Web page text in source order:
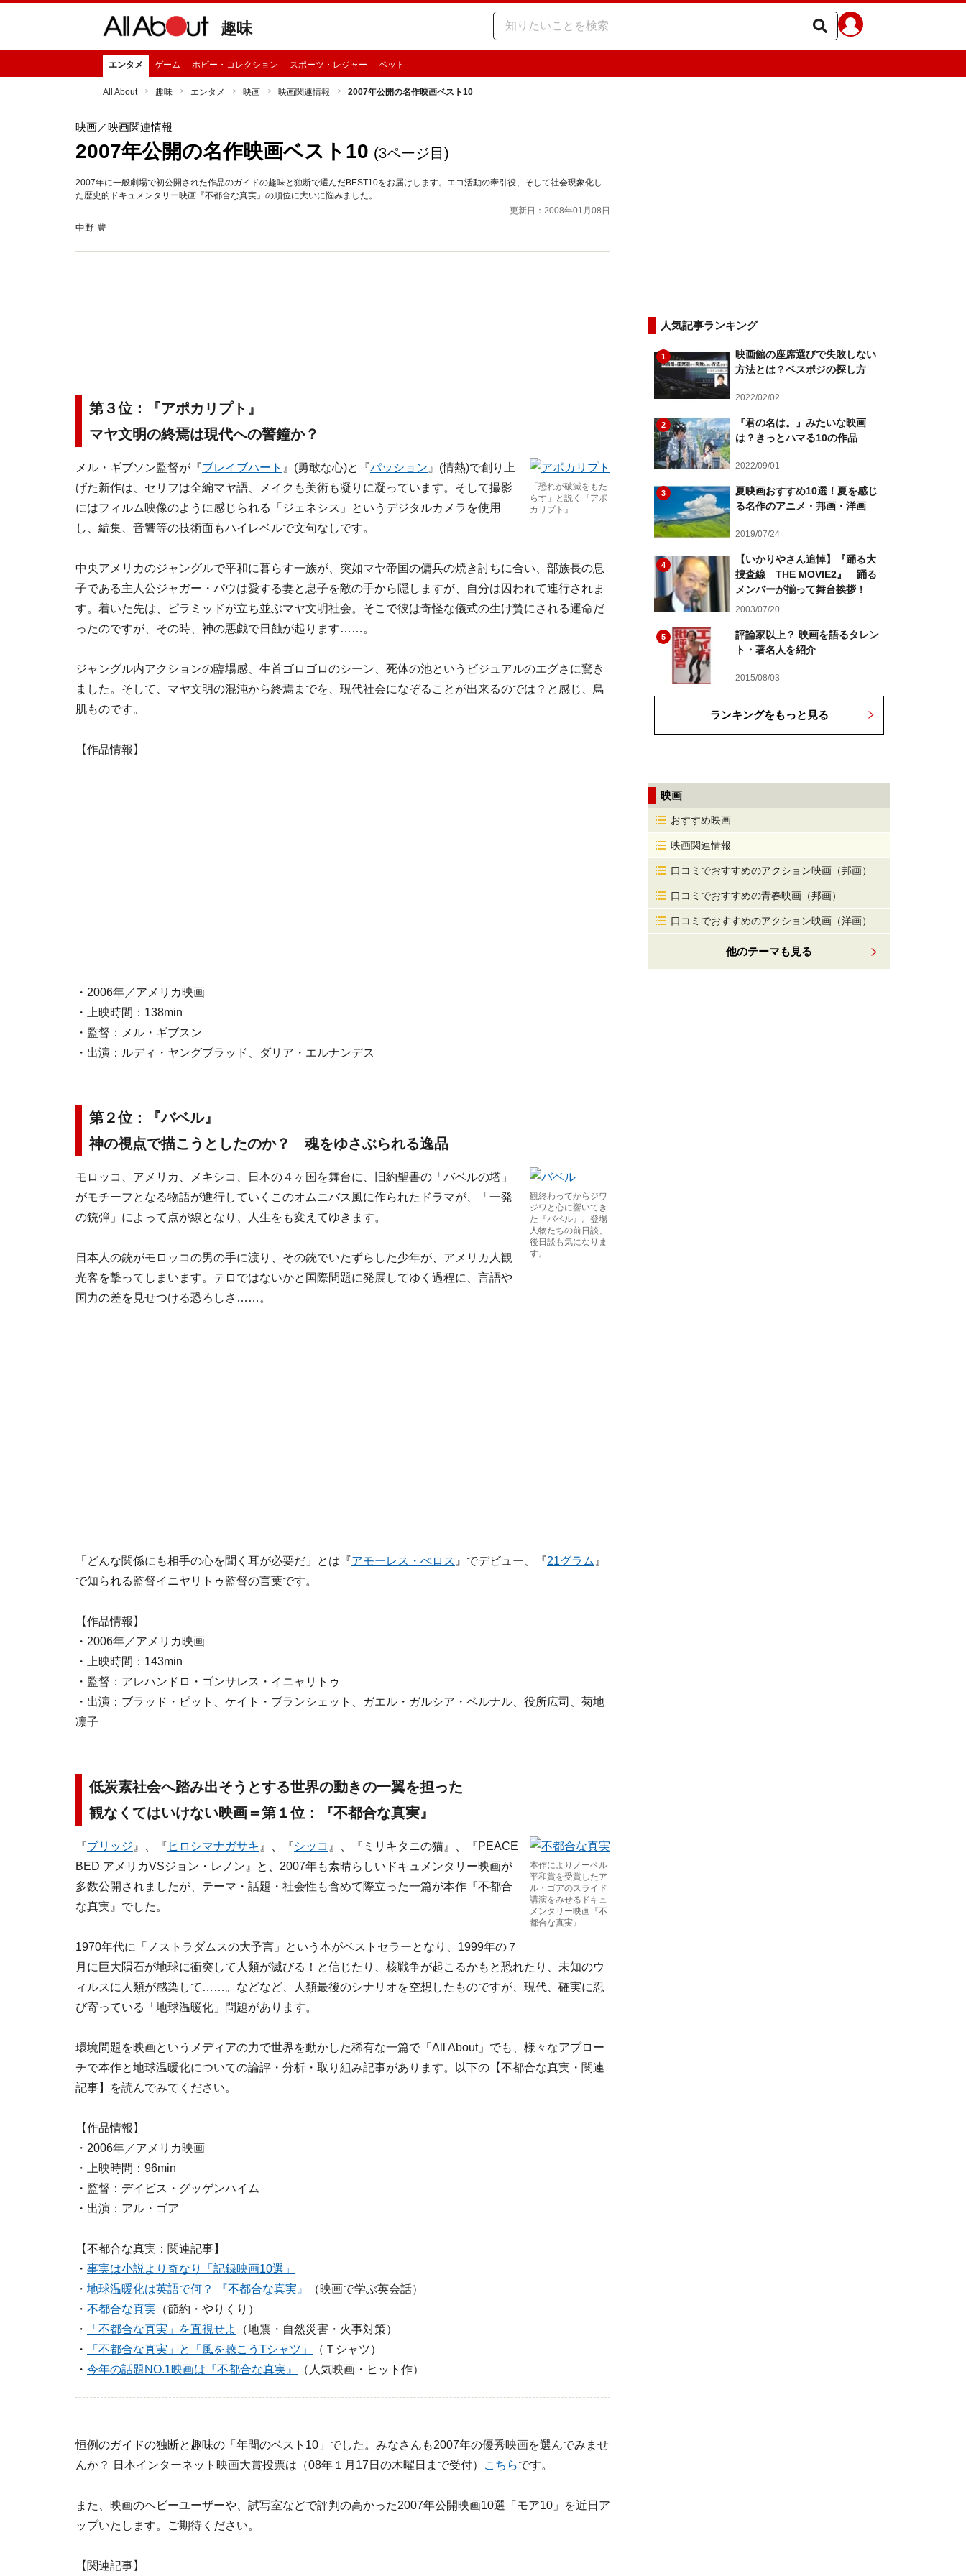
趣味
エンタメ ゲーム ホビー・コレクション スポーツ・レジャー ペット
All About 趣味 エンタメ 映画 映画関連情報 2007年公開の名作映画ベスト10
映画／映画関連情報
2007年公開の名作映画ベスト10 (3ページ目)
2007年に一般劇場で初公開された作品のガイドの趣味と独断で選んだBEST10をお届けします。エコ活動の牽引役、そして社会現象化し
た歴史的ドキュメンタリー映画『不都合な真実』の順位に大いに悩みました。
更新日：2008年01月08日
中野 豊
第３位：『アポカリプト』
マヤ文明の終焉は現代への警鐘か？
「恐れが破滅をもた
らす」と説く『アポ
カリプト』
メル・ギブソン監督が『ブレイブハート 』(勇敢な心)と『パッション 』(情熱)で創り上
げた新作は、セリフは全編マヤ語、メイクも美術も凝りに凝っています。そして撮影
にはフィルム映像のように感じられる「ジェネシス」というデジタルカメラを使用
し、編集、音響等の技術面もハイレベルで文句なしです。
中央アメリカのジャングルで平和に暮らす一族が、突如マヤ帝国の傭兵の焼き討ちに合い、部族長の息
子である主人公ジャガー・パウは愛する妻と息子を敵の手から隠しますが、自分は囚われて連行されま
す。着いた先は、ピラミッドが立ち並ぶマヤ文明社会。そこで彼は奇怪な儀式の生け贄にされる運命だ
ったのですが、その時、神の悪戯で日蝕が起ります……。
ジャングル内アクションの臨場感、生首ゴロゴロのシーン、死体の池というビジュアルのエグさに驚き
ました。そして、マヤ文明の混沌から終焉までを、現代社会になぞることが出来るのでは？と感じ、鳥
肌ものです。
【作品情報】
・2006年／アメリカ映画
・上映時間：138min
・監督：メル・ギブスン
・出演：ルディ・ヤングブラッド、ダリア・エルナンデス
第２位：『バベル』
神の視点で描こうとしたのか？ 魂をゆさぶられる逸品
観終わってからジワ
ジワと心に響いてき
た『バベル』。登場
人物たちの前日談、
後日談も気になりま
す。
モロッコ、アメリカ、メキシコ、日本の４ヶ国を舞台に、旧約聖書の「バベルの塔」
がモチーフとなる物語が進行していくこのオムニバス風に作られたドラマが、「一発
の銃弾」によって点が線となり、人生をも変えてゆきます。
日本人の銃がモロッコの男の手に渡り、その銃でいたずらした少年が、アメリカ人観
光客を撃ってしまいます。テロではないかと国際問題に発展してゆく過程に、言語や
国力の差を見せつける恐ろしさ……。
「どんな関係にも相手の心を聞く耳が必要だ」とは『アモーレス・ぺロス 』でデビュー、『21グラム 』
で知られる監督イニヤリトゥ監督の言葉です。
【作品情報】
・2006年／アメリカ映画
・上映時間：143min
・監督：アレハンドロ・ゴンサレス・イニャリトゥ
・出演：ブラッド・ピット、ケイト・ブランシェット、ガエル・ガルシア・ベルナル、役所広司、菊地
凛子
低炭素社会へ踏み出そうとする世界の動きの一翼を担った
観なくてはいけない映画＝第１位：『不都合な真実』
本作によりノーベル
平和賞を受賞したア
ル・ゴアのスライド
講演をみせるドキュ
メンタリー映画『不
都合な真実』
『ブリッジ 』、『 ヒロシマナガサキ 』、『シッコ 』、『ミリキタニの猫』、『PEACE
BED アメリカVSジョン・レノン』と、2007年も素晴らしいドキュメンタリー映画が
多数公開されましたが、テーマ・話題・社会性も含めて際立った一篇が本作『不都合
な真実』でした。
1970年代に「ノストラダムスの大予言」という本がベストセラーとなり、1999年の７
月に巨大隕石が地球に衝突して人類が滅びる！と信じたり、核戦争が起こるかもと恐れたり、未知のウ
ィルスに人類が感染して……。などなど、人類最後のシナリオを空想したものですが、現代、確実に忍
び寄っている「地球温暖化」問題があります。
環境問題を映画というメディアの力で世界を動かした稀有な一篇で「All About」でも、様々なアプロー
チで本作と地球温暖化についての論評・分析・取り組み記事があります。以下の【不都合な真実・関連
記事】を読んでみてください。
【作品情報】
・2006年／アメリカ映画
・上映時間：96min
・監督：デイビス・グッゲンハイム
・出演：アル・ゴア
【不都合な真実：関連記事】
・ 事実は小説より奇なり「記録映画10選」
・ 地球温暖化は英語で何？ 『不都合な真実』
（映画で学ぶ英会話）
・ 不都合な真実 （節約・やりくり）
・
「不都合な真実」を直視せよ
（地震・自然災害・火事対策）
・
「不都合な真実」と「風を聴こうTシャツ」
（Ｔシャツ）
・ 今年の話題NO.1映画は『不都合な真実』 （人気映画・ヒット作）
恒例のガイドの独断と趣味の「年間のベスト10」でした。みなさんも2007年の優秀映画を選んでみませ
んか？ 日本インターネット映画大賞投票は（08年１月17日の木曜日まで受付）
こちらです。
また、映画のヘビーユーザーや、試写室などで評判の高かった2007年公開映画10選「モア10」を近日ア
ップいたします。ご期待ください。
【関連記事】
人気記事ランキング
1
映画館の座席選びで失敗しない
方法とは？ベスポジの探し方
2022/02/02
2
『君の名は。』みたいな映画
は？きっとハマる10の作品
2022/09/01
3
夏映画おすすめ10選！夏を感じ
る名作のアニメ・邦画・洋画
2019/07/24
4
【いかりやさん追悼】『踊る大
捜査線 THE MOVIE2』 踊る
メンバーが揃って舞台挨拶！
2003/07/20
5
評論家以上？ 映画を語るタレン
ト・著名人を紹介
2015/08/03
ランキングをもっと見る
映画
おすすめ映画
映画関連情報
口コミでおすすめのアクション映画（邦画）
口コミでおすすめの青春映画（邦画）
口コミでおすすめのアクション映画（洋画）
他のテーマも見る